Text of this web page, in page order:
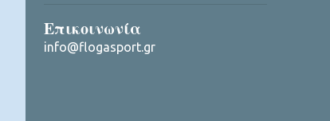
Επικοινωνία
info@flogasport.gr